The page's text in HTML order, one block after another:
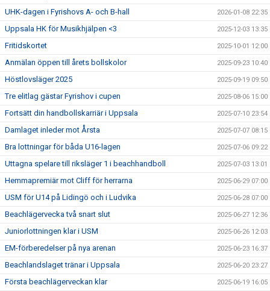
UHK-dagen i Fyrishovs A- och B-hall 2026-01-08 22:35
Uppsala HK för Musikhjälpen <3 2025-12-03 13:35
Fritidskortet 2025-10-01 12:00
Anmälan öppen till årets bollskolor 2025-09-23 10:40
Höstlovsläger 2025 2025-09-19 09:50
Tre elitlag gästar Fyrishov i cupen 2025-08-06 15:00
Fortsätt din handbollskarriär i Uppsala 2025-07-10 23:54
Damlaget inleder mot Årsta 2025-07-07 08:15
Bra lottningar för båda U16-lagen 2025-07-06 09:22
Uttagna spelare till riksläger 1 i beachhandboll 2025-07-03 13:01
Hemmapremiär mot Cliff för herrarna 2025-06-29 07:00
USM för U14 på Lidingö och i Ludvika 2025-06-28 07:00
Beachlägervecka två snart slut 2025-06-27 12:36
Juniorlottningen klar i USM 2025-06-26 12:03
EM-förberedelser på nya arenan 2025-06-23 16:37
Beachlandslaget tränar i Uppsala 2025-06-20 23:27
Första beachlägerveckan klar 2025-06-19 16:05